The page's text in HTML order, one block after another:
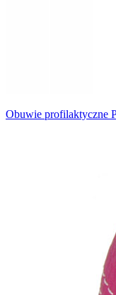
Obuwie profilaktyczne